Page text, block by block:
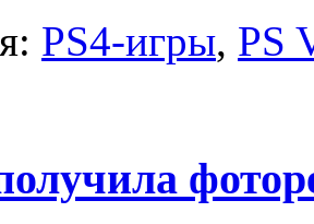
PS4-игры, PS